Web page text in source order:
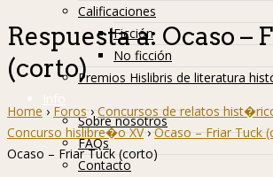
Calificaciones
Ficción
No ficción
Premios Hislibris de literatura
Info
Sobre nosotros
FAQs
Contacto
Respuesta a: Ocaso –
(corto)
Home › Foros › Concursos de relatos
Concurso hislibre�o XV › Ocaso – Friar Tuck
Ocaso – Friar Tuck (corto)